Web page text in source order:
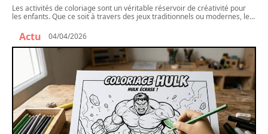
Les activités de coloriage sont un véritable réservoir de créativité pour
les enfants. Que ce soit à travers des jeux traditionnels ou modernes, le…
Actu 04/04/2026